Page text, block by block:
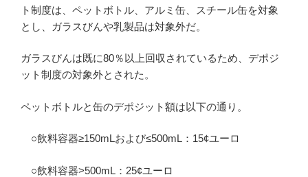
ト制度は、ペットボトル、アルミ缶、スチール缶を対象
とし、ガラスびんや乳製品は対象外だ。
ガラスびんは既に80％以上回収されているため、デポジ
ット制度の対象外とされた。
ペットボトルと缶のデポジット額は以下の通り。
○飲料容器≥150mLおよび≤500mL：15¢ユーロ
○飲料容器>500mL：25¢ユーロ